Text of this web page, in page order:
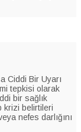
Ciddi Bir Uyarı
tepkisi olarak
bir sağlık
krizi belirtileri
nefes darlığını